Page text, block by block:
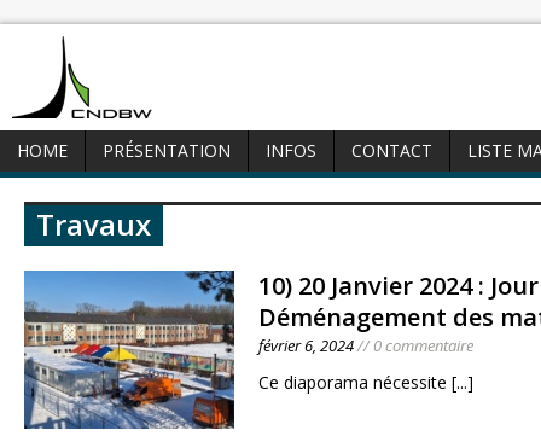
HOME PRÉSENTATION INFOS CONTACT LISTE
Travaux
10) 20 Janvier 2024 :
Déménagement des
février 6, 2024// 0 commentaire
Ce diaporama nécessite [...]